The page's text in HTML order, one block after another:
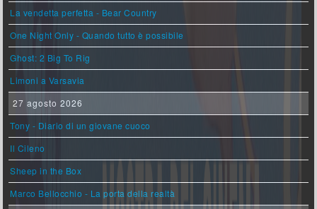
La vendetta perfetta - Bear Country
One Night Only - Quando tutto è possibile
Ghost: 2 Big To Rig
Limoni a Varsavia
27 agosto 2026
Tony - Diario di un giovane cuoco
Il Cileno
Sheep in the Box
Marco Bellocchio - La porta della realtà